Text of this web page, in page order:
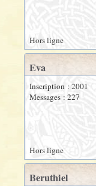
Hors ligne
Eva
Inscription : 2001
Messages : 227
Hors ligne
Beruthiel